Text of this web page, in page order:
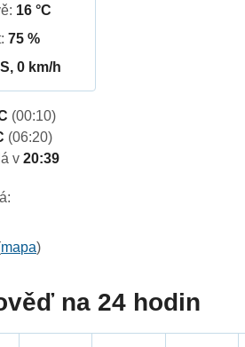
16 °C
75 %
S, 0 km/h
(00:10)
(06:20)
v20:39
mapa)
na 24 hodin